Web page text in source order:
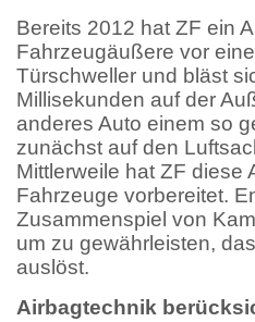
Bereits 2012 hat ZF ein
Fahrzeugäußere vor
Türschweller und bläst
Millisekunden auf der
anderes Auto einem so
zunächst auf den
Mittlerweile hat ZF diese
Fahrzeuge vorbereitet.
Zusammenspiel von
um zu gewährleisten,
auslöst.
Airbagtechnik